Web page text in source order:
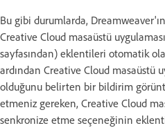
Bu gibi durumlarda,
Creative Cloud masaüstü
sayfasından) eklentileri otomatik
ardından Creative Cloud masaüstü
olduğunu belirten bir bildirim
etmeniz gereken, Creative Cloud
senkronize etme seçeneğinin